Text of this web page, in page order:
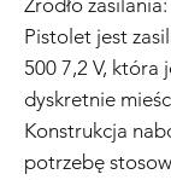
Źródło zasilania:
Pistolet jest
500 7,2 V, która
dyskretnie
Konstrukcja
potrzebę